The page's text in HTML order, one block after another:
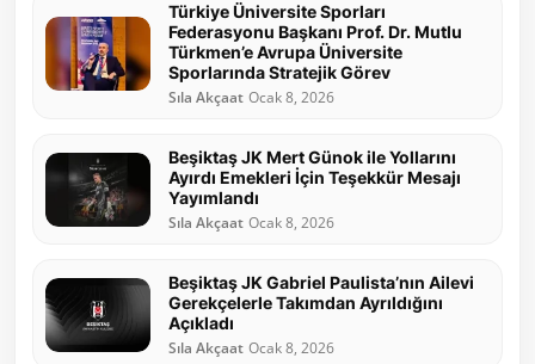
Türkiye Üniversite Sporları
Federasyonu Başkanı Prof. Dr. Mutlu
Türkmen’e Avrupa Üniversite
Sporlarında Stratejik Görev
Sıla Akçaat Ocak 8, 2026
Beşiktaş JK Mert Günok ile Yollarını
Ayırdı Emekleri İçin Teşekkür Mesajı
Yayımlandı
Sıla Akçaat Ocak 8, 2026
Beşiktaş JK Gabriel Paulista’nın Ailevi
Gerekçelerle Takımdan Ayrıldığını
Açıkladı
Sıla Akçaat Ocak 8, 2026